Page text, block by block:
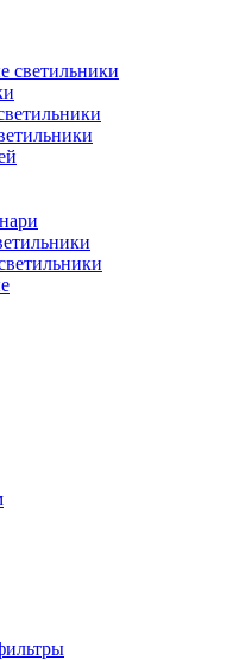
светильники